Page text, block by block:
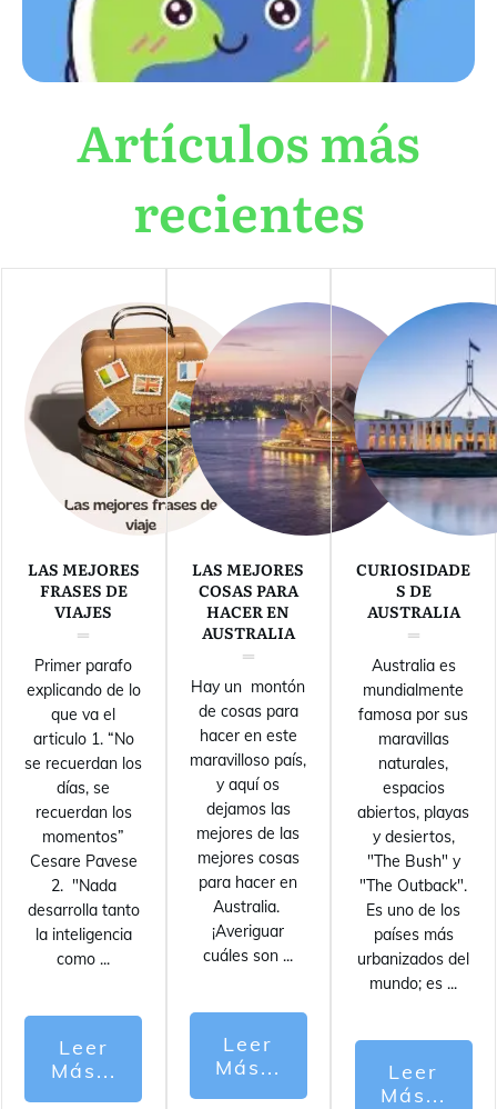
Artículos más
recientes
LAS MEJORES
FRASES DE
VIAJES
Primer parafo
explicando de lo
que va el
articulo 1. “No
se recuerdan los
días, se
recuerdan los
momentos”
Cesare Pavese
2. "Nada
desarrolla tanto
la inteligencia
como ...
Leer
Más...
LAS MEJORES
COSAS PARA
HACER EN
AUSTRALIA
Hay un montón
de cosas para
hacer en este
maravilloso país,
y aquí os
dejamos las
mejores de las
mejores cosas
para hacer en
Australia.
¡Averiguar
cuáles son ...
Leer
Más...
CURIOSIDADE
S DE
AUSTRALIA
Australia es
mundialmente
famosa por sus
maravillas
naturales,
espacios
abiertos, playas
y desiertos,
"The Bush" y
"The Outback".
Es uno de los
países más
urbanizados del
mundo; es ...
Leer
Más...